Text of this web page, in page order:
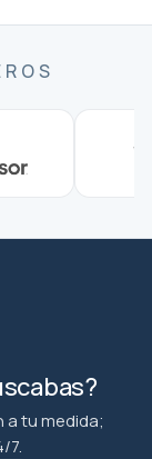
a tu medida;
7.